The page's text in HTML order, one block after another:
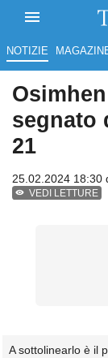
NOTIZIE
segnato
21
25.02.2024 18:30
VEDI LETTURE
A sottolinearlo è il